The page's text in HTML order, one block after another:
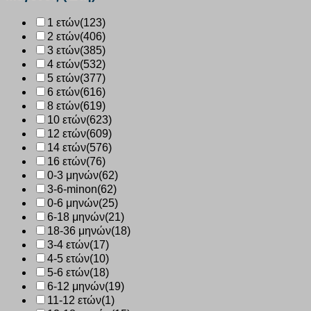
1 ετών(123)
2 ετών(406)
3 ετών(385)
4 ετών(532)
5 ετών(377)
6 ετών(616)
8 ετών(619)
10 ετών(623)
12 ετών(609)
14 ετών(576)
16 ετών(76)
0-3 μηνών(62)
3-6-minon(62)
0-6 μηνών(25)
6-18 μηνών(21)
18-36 μηνών(18)
3-4 ετών(17)
4-5 ετών(10)
5-6 ετών(18)
6-12 μηνών(19)
11-12 ετών(1)